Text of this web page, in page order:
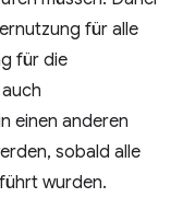
für alle
für die
einen anderen
sobald alle
wurden.